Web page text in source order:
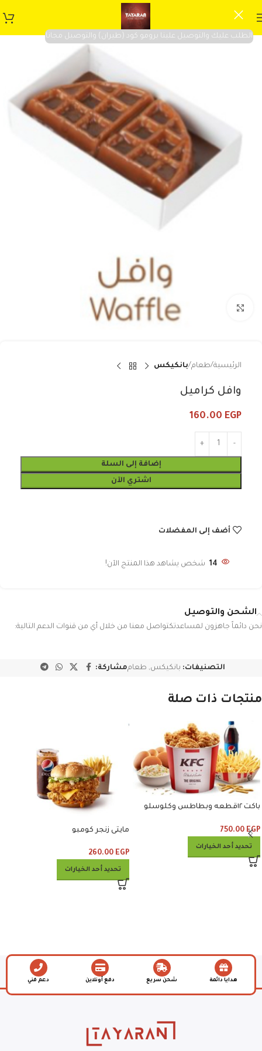
الطلب عليك والتوصيل علينا برومو كود (طيران) والتوصيل مجانا
Click to enlarge
الرئيسية طعام بانكيكس
وافل كراميل
160.00 EGP
إضافة إلى السلة
اشتري الآن
أضف إلى المفضلات
14 شخص يشاهد هذا المنتج الآن!
الشحن والتوصيل
نحن دائماً جاهزون لمساعدتكتواصل معنا من خلال أي من قنوات الدعم التالية:
التصنيفات: بانكيكس, طعاممشاركة:
منتجات ذات صلة
باكت ١٢قطعه وبطاطس وكلوسلو
750.00 EGP
تحديد أحد الخيارات
مايتى زنجر كومبو
260.00 EGP
تحديد أحد الخيارات
هدايا دائمة شحن سريع دفع أونلاين دعم فني